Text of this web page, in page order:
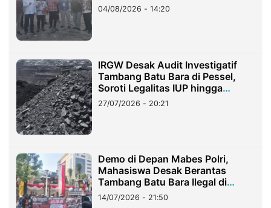
04/08/2026 - 14:20
IRGW Desak Audit Investigatif
Tambang Batu Bara di Pessel,
Soroti Legalitas IUP hingga
Stockpile
27/07/2026 - 20:21
Demo di Depan Mabes Polri,
Mahasiswa Desak Berantas
Tambang Batu Bara Ilegal di
Lampung
14/07/2026 - 21:50